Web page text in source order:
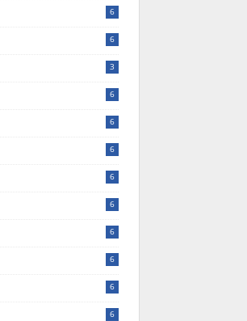
6
6
3
6
6
6
6
6
6
6
6
6